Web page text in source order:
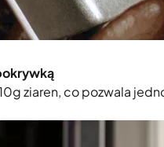
ziaren, co pozwala